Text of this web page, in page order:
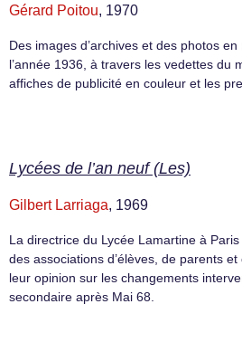
Gérard Poitou, 1970
Des images d’archives et des photos
l’année 1936, à travers les vedettes du
affiches de publicité en couleur et les
Lycées de l’an neuf (Les)
Gilbert Larriaga, 1969
La directrice du Lycée Lamartine à
des associations d’élèves, de parents
leur opinion sur les changements
secondaire après Mai 68.